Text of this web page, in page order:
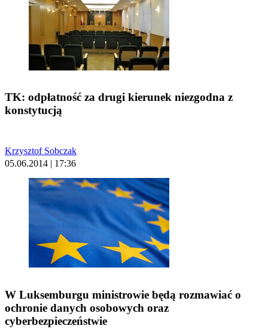
TK: odpłatność za drugi kierunek niezgodna z
konstytucją
Krzysztof Sobczak
05.06.2014 | 17:36
W Luksemburgu ministrowie będą rozmawiać o
ochronie danych osobowych oraz
cyberbezpieczeństwie